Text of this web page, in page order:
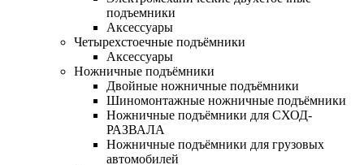
подъемники
Аксессуары
Четырехстоечные подъёмники
Аксессуары
Ножничные подъёмники
Двойные ножничные подъёмники
Шиномонтажные ножничные подъёмники
Ножничные подъёмники для СХОД-
РАЗВАЛА
Ножничные подъёмники для грузовых
автомобилей